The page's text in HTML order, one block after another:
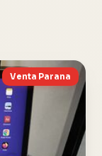
Venta Parana